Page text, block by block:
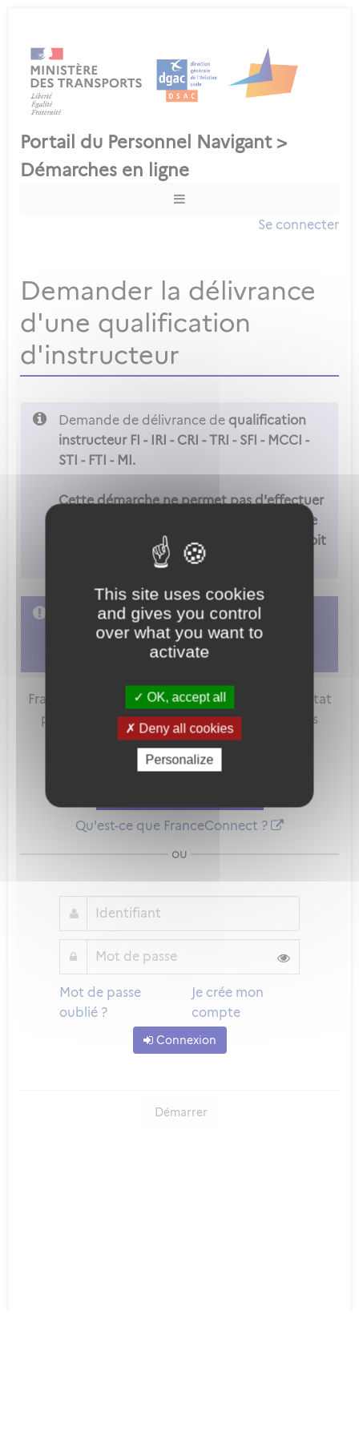
This site uses cookies
and gives you control
over what you want to
activate
OK, accept all
Deny all cookies
Personalize
Se connecter
Demander la délivrance
d'une qualification
d'instructeur
Demande de délivrance de qualification
instructeur FI - IRI - CRI - TRI - SFI - MCCI -
STI - FTI - MI.
Cette démarche ne permet pas d'effectuer
une d'instructeur FCL.900(c). Pour ce type
de demande, l'organisme de formation doit
adresser sa demande sur METEOR.
L'accès à cette démarche ne vous est pas
autorisé. Afin d'y avoir accès, vous devez
vous connecterouvous créer un compte
FranceConnect est la solution proposée par l'Etat
pour sécuriser et simplifier la connexion à vos
services en ligne.
Qu'est-ce que FranceConnect ?
ou
Mot de passe
oublié ?
Je crée mon
compte
Connexion
Démarrer